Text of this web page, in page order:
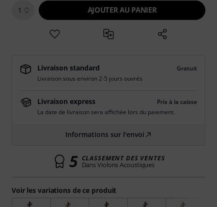
Voir les variations de ce produit
1 AJOUTER AU PANIER
Livraison standard
Gratuit
Livraison sous environ 2-5 jours ouvrés
Livraison express
Prix à la caisse
La date de livraison sera affichée lors du paiement.
Informations sur l'envoi
5 CLASSEMENT DES VENTES
Dans Violons Acoustiques